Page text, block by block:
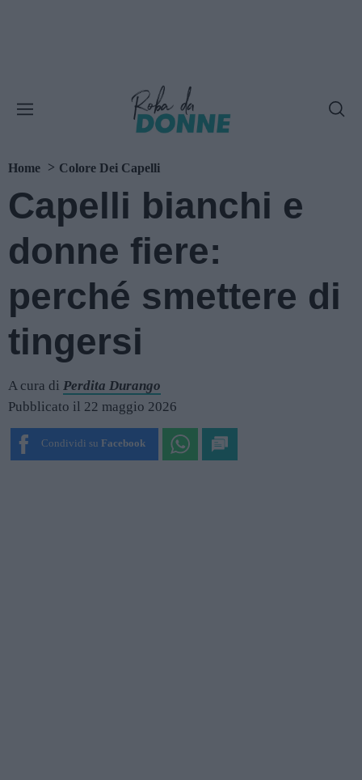
Home Colore Dei Capelli
Capelli bianchi e
donne fiere:
perché smettere di
tingersi
A cura di Perdita Durango
Pubblicato il 22 maggio 2026
Condividi su Facebook